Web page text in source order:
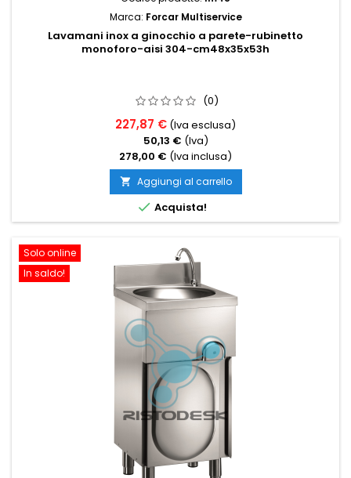
Marca: Forcar Multiservice
Lavamani inox a ginocchio a parete-rubinetto
monoforo-aisi 304-cm48x35x53h
(0)
227,87 € (Iva esclusa)
50,13 € (Iva)
278,00 € (Iva inclusa)
 Aggiungi al carrello
 Acquista!
Solo online
In saldo!